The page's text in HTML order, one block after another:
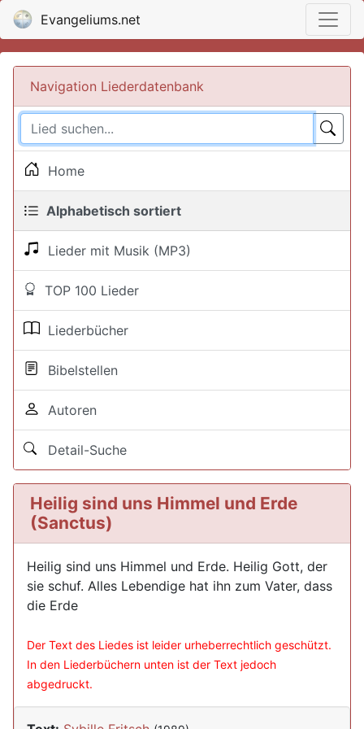
Evangeliums.net
Navigation Liederdatenbank
Home
Alphabetisch sortiert
Lieder mit Musik (MP3)
TOP 100 Lieder
Liederbücher
Bibelstellen
Autoren
Detail-Suche
Heilig sind uns Himmel und Erde
(Sanctus)
Heilig sind uns Himmel und Erde. Heilig Gott, der
sie schuf. Alles Lebendige hat ihn zum Vater, dass
die Erde
Der Text des Liedes ist leider urheberrechtlich geschützt.
In den Liederbüchern unten ist der Text jedoch
abgedruckt.